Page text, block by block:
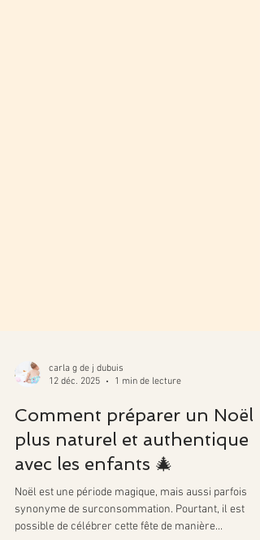
12 déc. 2025
1 min de lecture
Comment préparer un Noël
plus naturel et authentique
avec les enfants 🎄
Noël est une période magique, mais aussi parfois